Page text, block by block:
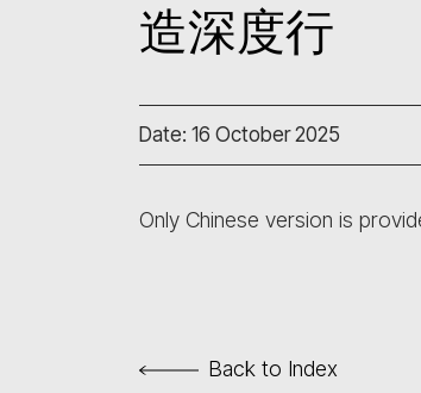
造深度行
Date: 16 October 2025
Only Chinese version is
Back to Index